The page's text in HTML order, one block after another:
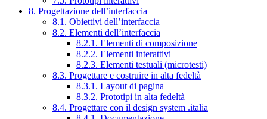
8. Progettazione dell’interfaccia
8.1. Obiettivi dell’interfaccia
8.2. Elementi dell’interfaccia
8.2.1. Elementi di composizione
8.2.2. Elementi interattivi
8.2.3. Elementi testuali (microtesti)
8.3. Progettare e costruire in alta fedeltà
8.3.1. Layout di pagina
8.3.2. Prototipi in alta fedeltà
8.4. Progettare con il design system .italia